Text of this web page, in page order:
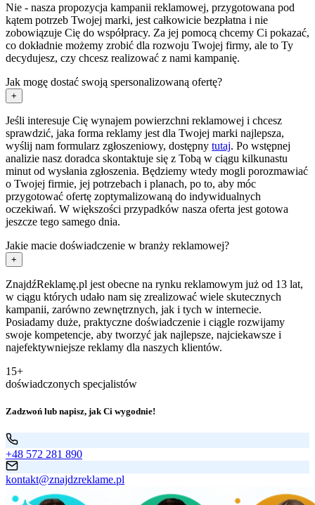
Nie - nasza propozycja kampanii reklamowej, przygotowana pod
kątem potrzeb Twojej marki, jest całkowicie bezpłatna i nie
zobowiązuje Cię do współpracy. Za jej pomocą chcemy Ci pokazać,
co dokładnie możemy zrobić dla rozwoju Twojej firmy, ale to Ty
decydujesz, czy chcesz realizować z nami kampanię.
Jak mogę dostać swoją spersonalizowaną ofertę?
+
Jeśli interesuje Cię wynajem powierzchni reklamowej i chcesz
sprawdzić, jaka forma reklamy jest dla Twojej marki najlepsza,
wyślij nam formularz zgłoszeniowy, dostępny tutaj. Po wstępnej
analizie nasz doradca skontaktuje się z Tobą w ciągu kilkunastu
minut od wysłania zgłoszenia. Będziemy wtedy mogli porozmawiać
o Twojej firmie, jej potrzebach i planach, po to, aby móc
przygotować ofertę zoptymalizowaną do indywidualnych
oczekiwań. W większości przypadków nasza oferta jest gotowa
jeszcze tego samego dnia.
Jakie macie doświadczenie w branży reklamowej?
+
ZnajdźReklamę.pl jest obecne na rynku reklamowym już od 13 lat,
w ciągu których udało nam się zrealizować wiele skutecznych
kampanii, zarówno zewnętrznych, jak i tych w internecie.
Posiadamy duże, praktyczne doświadczenie i ciągle rozwijamy
swoje kompetencje, aby tworzyć jak najlepsze, najciekawsze i
najefektywniejsze reklamy dla naszych klientów.
15+
doświadczonych specjalistów
Zadzwoń lub napisz, jak Ci wygodnie!
+48 572 281 890
kontakt@znajdzreklame.pl